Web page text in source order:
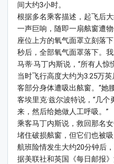
间大约3小时。
根据多名乘客描述，起飞后
一声巨响，随即一扇舷窗遭
座位上方的氧气面罩立刻落
秒后，全部氧气面罩落下。
马蒂·马丁内斯说，“所有人惊
当时飞行高度大约为3.25万
客部分身体遭吸出舷窗。“她
客埃里克·兹尔波特说，“几
来，然后给她做人工呼吸。”
乘客马丁内斯说，救回那名
堵住破损舷窗，但它们也被吸
航班险情发生大约20分钟后
据美联社和英国《每日邮报